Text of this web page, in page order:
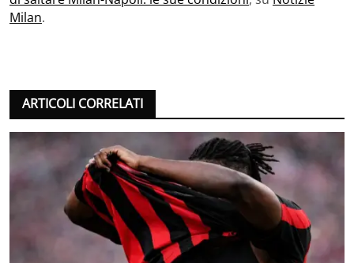
Milan.
ARTICOLI CORRELATI